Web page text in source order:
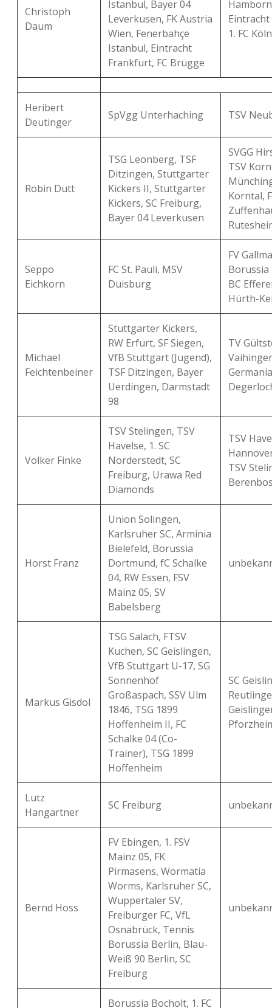
Christoph
Daum
Istanbul, Bayer 04
Leverkusen, FK Austria
Wien, Fenerbahçe
Istanbul, Eintracht
Frankfurt, FC Brügge
1. FC
Heribert
Deutinger
SpVgg Unterhaching TSV
Robin Dutt
TSG Leonberg, TSF
Ditzingen, Stuttgarter
Kickers II, Stuttgarter
Kickers, SC Freiburg,
Bayer 04 Leverkusen
SVGG
TSV
Korntal,
Seppo
Eichkorn
FC St. Pauli, MSV
Duisburg
FV
Borussia
BC
Hürth-
Michael
Feichtenbeiner
Stuttgarter Kickers,
RW Erfurt, SF Siegen,
VfB Stuttgart (Jugend),
TSF Ditzingen, Bayer
Uerdingen, Darmstadt
98
TV
Germania
Volker Finke
TSV Stelingen, TSV
Havelse, 1. SC
Norderstedt, SC
Freiburg, Urawa Red
Diamonds
TSV
TSV
Horst Franz
Union Solingen,
Karlsruher SC, Arminia
Bielefeld, Borussia
Dortmund, fC Schalke
04, RW Essen, FSV
Mainz 05, SV
Babelsberg
Markus Gisdol
TSG Salach, FTSV
Kuchen, SC Geislingen,
VfB Stuttgart U-17, SG
Sonnenhof
Großaspach, SSV Ulm
1846, TSG 1899
Hoffenheim II, FC
Schalke 04 (Co-
Trainer), TSG 1899
Hoffenheim
SC
Lutz
Hangartner
SC Freiburg
Bernd Hoss
FV Ebingen, 1. FSV
Mainz 05, FK
Pirmasens, Wormatia
Worms, Karlsruher SC,
Wuppertaler SV,
Freiburger FC, VfL
Osnabrück, Tennis
Borussia Berlin, Blau-
Weiß 90 Berlin, SC
Freiburg
Borussia Bocholt, 1. FC